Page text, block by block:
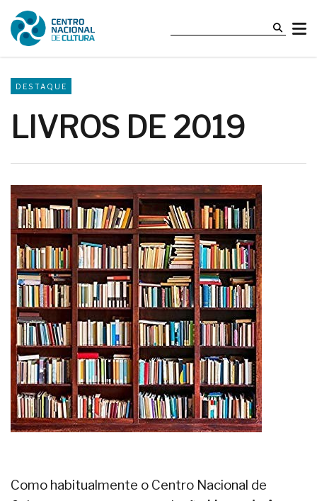
DESTAQUE
LIVROS DE 2019
Como habitualmente o Centro Nacional de